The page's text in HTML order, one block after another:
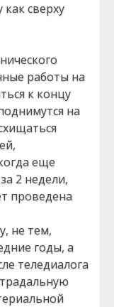
сверху
работы на
к концу
на
еще
2 недели,
проведена
не тем,
годы, а
теледиалога